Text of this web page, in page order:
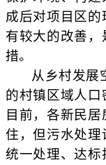
成后对项目区
有较大的改善
措。
从乡村发展
的村镇区域人口
目前，各新民
住，但污水处理
统一处理、达标